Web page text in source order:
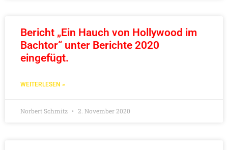
Bericht „Ein Hauch von Hollywood im
Bachtor“ unter Berichte 2020
eingefügt.
WEITERLESEN »
Norbert Schmitz 2. November 2020